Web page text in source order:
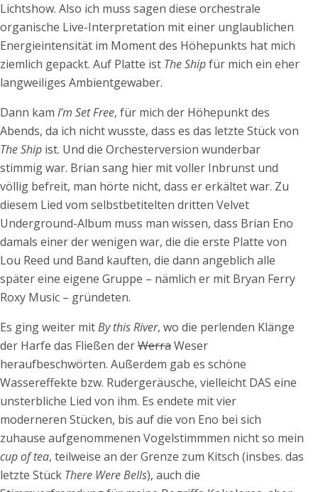
Lichtshow. Also ich muss sagen diese orchestrale
organische Live-Interpretation mit einer unglaublichen
Energieintensität im Moment des Höhepunkts hat mich
ziemlich gepackt. Auf Platte ist The Shipfür mich ein eher
langweiliges Ambientgewaber.
Dann kam I’m Set Free, für mich der Höhepunkt des
Abends, da ich nicht wusste, dass es das letzte Stück von
The Ship ist. Und die Orchesterversion wunderbar
stimmig war. Brian sang hier mit voller Inbrunst und
völlig befreit, man hörte nicht, dass er erkältet war. Zu
diesem Lied vom selbstbetitelten dritten Velvet
Underground-Album muss man wissen, dass Brian Eno
damals einer der wenigen war, die die erste Platte von
Lou Reed und Band kauften, die dann angeblich alle
später eine eigene Gruppe – nämlich er mit Bryan Ferry
Roxy Music – gründeten.
Es ging weiter mitBy this River, wo die perlenden Klänge
der Harfe das Fließen derWerraWeser
heraufbeschwörten. Außerdem gab es schöne
Wassereffekte bzw. Rudergeräusche, vielleicht DAS eine
unsterbliche Lied von ihm. Es endete mit vier
moderneren Stücken, bis auf die von Eno bei sich
zuhause aufgenommenen Vogelstimmmen nicht so mein
cup of tea, teilweise an der Grenze zum Kitsch (insbes. das
letzte Stück There Were Bells), auch die